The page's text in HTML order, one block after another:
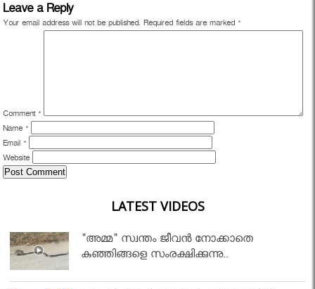
Leave a Reply
Your email address will not be published. Required fields are marked *
Comment *
Name *
Email *
Website
LATEST VIDEOS
"അമ്മ" സ്വന്തം ജീവൻ നോക്കാതെ
കുഞ്ഞിങ്ങളെ സംരക്ഷിക്കുന്നു..